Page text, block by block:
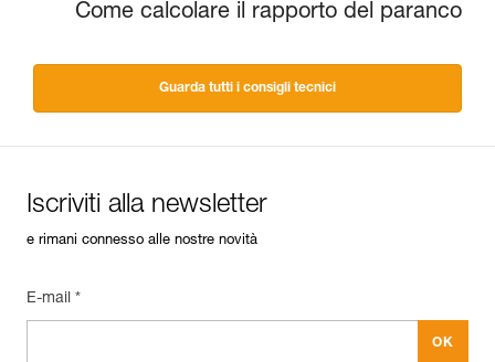
Come calcolare il rapporto del paranco
Guarda tutti i consigli tecnici
Iscriviti alla newsletter
e rimani connesso alle nostre novità
E-mail *